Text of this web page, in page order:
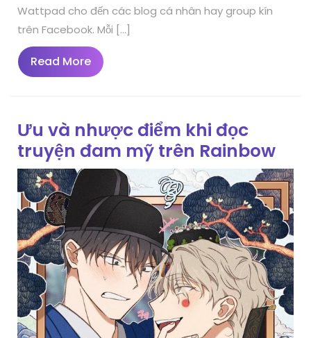
Wattpad cho đến các blog cá nhân hay group kín
trên Facebook. Mỗi […]
Read MoreRead
More
Ưu và nhược điểm khi đọc
truyện đam mỹ trên Rainbow